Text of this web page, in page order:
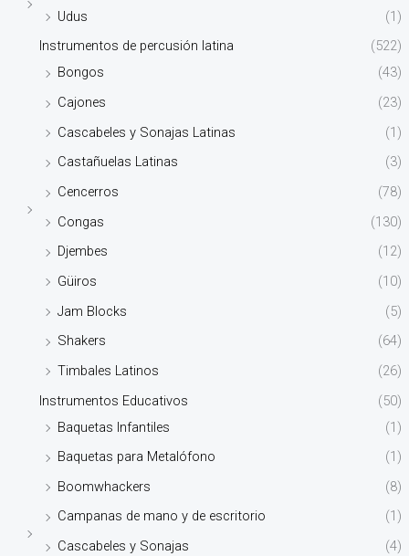
Udus
(1)
Instrumentos de percusión latina
(522)
Bongos
(43)
Cajones
(23)
Cascabeles y Sonajas Latinas
(1)
Castañuelas Latinas
(3)
Cencerros
(78)
Congas
(130)
Djembes
(12)
Güiros
(10)
Jam Blocks
(5)
Shakers
(64)
Timbales Latinos
(26)
Instrumentos Educativos
(50)
Baquetas Infantiles
(1)
Baquetas para Metalófono
(1)
Boomwhackers
(8)
Campanas de mano y de escritorio
(1)
Cascabeles y Sonajas
(4)